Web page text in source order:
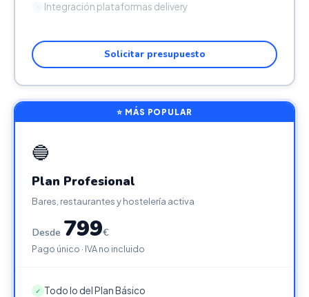
Integración plataformas delivery
Solicitar presupuesto
⭐ MÁS POPULAR
🔵
Plan Profesional
Bares, restaurantes y hostelería activa
Desde 799€
Pago único · IVA no incluido
✓ Todo lo del Plan Básico